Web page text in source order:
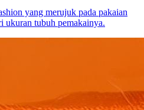
yang merujuk pada pakaian
ukuran tubuh pemakainya.